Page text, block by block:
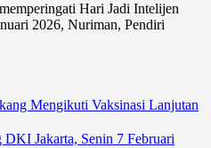
Hari Jadi Intelijen
2026, Nuriman, Pendiri
Mengikuti Vaksinasi Lanjutan
Jakarta, Senin 7 Februari